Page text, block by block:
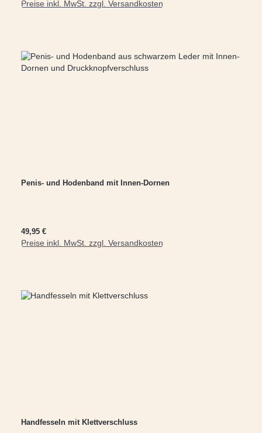
Preise inkl. MwSt. zzgl. Versandkosten
In den Warenkorb
Penis- und Hodenband mit Innen-Dornen
Regulärer Preis:
49,95 €
Preise inkl. MwSt. zzgl. Versandkosten
In den Warenkorb
Handfesseln mit Klettverschluss